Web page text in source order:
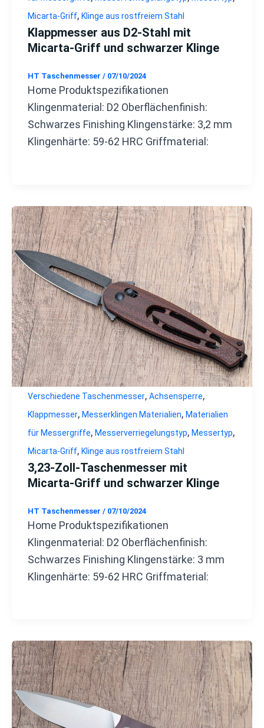
Micarta-Griff, Klinge aus rostfreiem Stahl
Klappmesser aus D2-Stahl mit
Micarta-Griff und schwarzer Klinge
HT Taschenmesser / 07/10/2024
Home Produktspezifikationen
Klingenmaterial: D2 Oberflächenfinish:
Schwarzes Finishing Klingenstärke: 3,2 mm
Klingenhärte: 59-62 HRC Griffmaterial:
Verschiedene Taschenmesser, Achsensperre,
Klappmesser, Messerklingen Materialien, Materialien
für Messergriffe, Messerverriegelungstyp, Messertyp,
Micarta-Griff, Klinge aus rostfreiem Stahl
3,23-Zoll-Taschenmesser mit
Micarta-Griff und schwarzer Klinge
HT Taschenmesser / 07/10/2024
Home Produktspezifikationen
Klingenmaterial: D2 Oberflächenfinish:
Schwarzes Finishing Klingenstärke: 3 mm
Klingenhärte: 59-62 HRC Griffmaterial: